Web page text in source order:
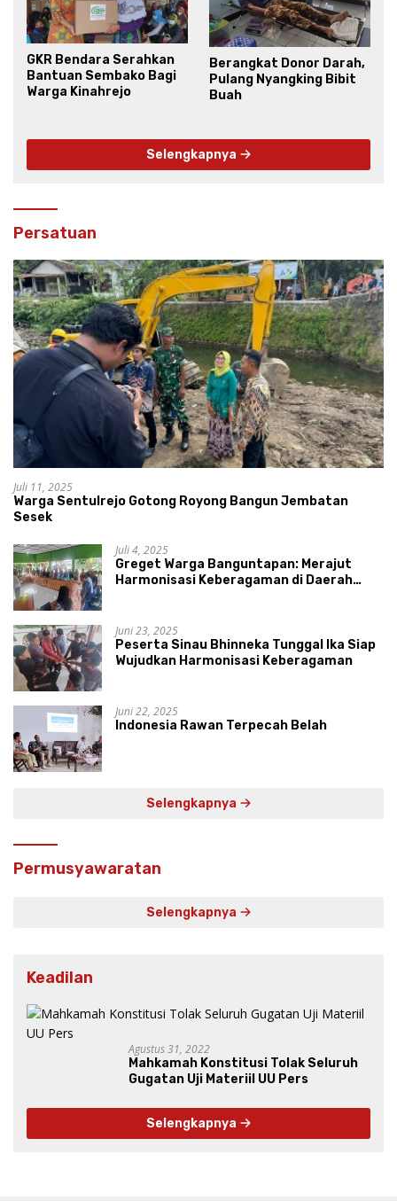
GKR Bendara Serahkan
Bantuan Sembako Bagi
Warga Kinahrejo
Berangkat Donor Darah,
Pulang Nyangking Bibit
Buah
Selengkapnya
Persatuan
Juli 11, 2025
Warga Sentulrejo Gotong Royong Bangun Jembatan
Sesek
Juli 4, 2025
Greget Warga Banguntapan: Merajut
Harmonisasi Keberagaman di Daerah
Juni 23, 2025
Peserta Sinau Bhinneka Tunggal Ika Siap
Wujudkan Harmonisasi Keberagaman
Juni 22, 2025
Indonesia Rawan Terpecah Belah
Selengkapnya
Permusyawaratan
Selengkapnya
Keadilan
Agustus 31, 2022
Mahkamah Konstitusi Tolak Seluruh
Gugatan Uji Materiil UU Pers
Selengkapnya